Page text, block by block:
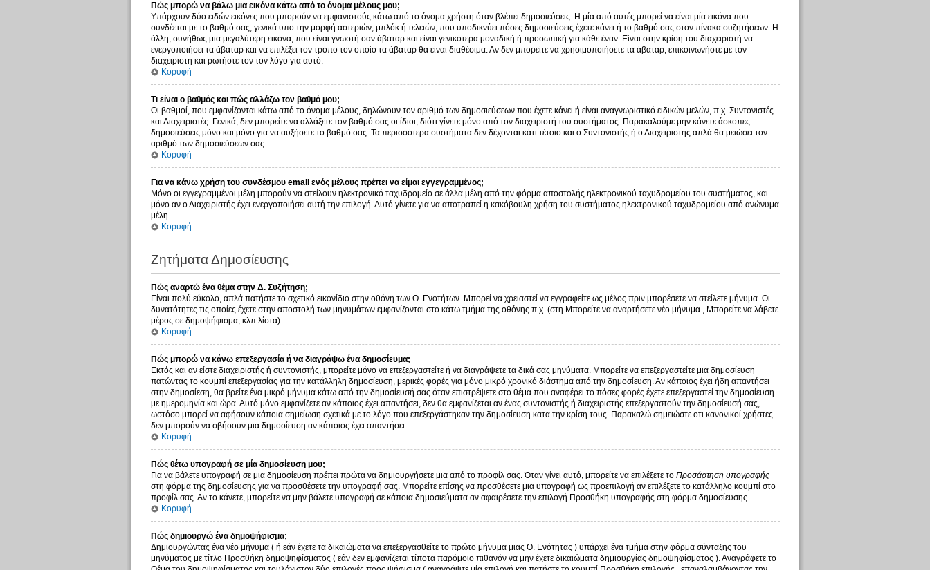
Πώς μπορώ να βάλω μια εικόνα κάτω από το όνομα μέλους μου;
Υπάρχουν δύο ειδών εικόνες που μπορούν να εμφανιστούς κάτω από το όνομα χρήστη όταν βλέπει δημοσιεύσεις. Η μία από αυτές μπορεί να είναι μία εικόνα που
συνδέεται με το βαθμό σας, γενικά υπο την μορφή αστεριών, μπλόκ ή τελειών, που υποδικνύει πόσες δημοσιεύσεις έχετε κάνει ή το βαθμό σας στον πίνακα συζητήσεων. Η
άλλη, συνήθως μια μεγαλύτερη εικόνα, που είναι γνωστή σαν άβαταρ και είναι γενικότερα μοναδική ή προσωπική για κάθε έναν. Είναι στην κρίση του διαχειριστή να
ενεργοποιήσει τα άβαταρ και να επιλέξει τον τρόπο τον οποίο τα άβαταρ θα είναι διαθέσιμα. Αν δεν μπορείτε να χρησιμοποιήσετε τα άβαταρ, επικοινωνήστε με τον
διαχειριστή και ρωτήστε τον τον λόγο για αυτό.
Κορυφή
Τι είναι ο βαθμός και πώς αλλάζω τον βαθμό μου;
Οι βαθμοί, που εμφανίζονται κάτω από το όνομα μέλους, δηλώνουν τον αριθμό των δημοσιεύσεων που έχετε κάνει ή είναι αναγνωριστικό ειδικών μελών, π.χ. Συντονιστές
και Διαχειριστές. Γενικά, δεν μπορείτε να αλλάξετε τον βαθμό σας οι ίδιοι, διότι γίνετε μόνο από τον διαχειριστή του συστήματος. Παρακαλούμε μην κάνετε άσκοπες
δημοσιεύσεις μόνο και μόνο για να αυξήσετε το βαθμό σας. Τα περισσότερα συστήματα δεν δέχονται κάτι τέτοιο και ο Συντονιστής ή ο Διαχειριστής απλά θα μειώσει τον
αριθμό των δημοσιεύσεων σας.
Κορυφή
Για να κάνω χρήση του συνδέσμου email ενός μέλους πρέπει να είμαι εγγεγραμμένος;
Μόνο οι εγγεγραμμένοι μέλη μπορούν να στείλουν ηλεκτρονικό ταχυδρομείο σε άλλα μέλη από την φόρμα αποστολής ηλεκτρονικού ταχυδρομείου του συστήματος, και
μόνο αν ο Διαχειριστής έχει ενεργοποιήσει αυτή την επιλογή. Αυτό γίνετε για να αποτραπεί η κακόβουλη χρήση του συστήματος ηλεκτρονικού ταχυδρομείου από ανώνυμα
μέλη.
Κορυφή
Ζητήματα Δημοσίευσης
Πώς αναρτώ ένα θέμα στην Δ. Συζήτηση;
Είναι πολύ εύκολο, απλά πατήστε το σχετικό εικονίδιο στην οθόνη των Θ. Ενοτήτων. Μπορεί να χρειαστεί να εγγραφείτε ως μέλος πριν μπορέσετε να στείλετε μήνυμα. Οι
δυνατότητες τις οποίες έχετε στην αποστολή των μηνυμάτων εμφανίζονται στο κάτω τμήμα της οθόνης π.χ. (στη Μπορείτε να αναρτήσετε νέο μήνυμα , Μπορείτε να λάβετε
μέρος σε δημοψήφισμα, κλπ λίστα)
Κορυφή
Πώς μπορώ να κάνω επεξεργασία ή να διαγράψω ένα δημοσίευμα;
Εκτός και αν είστε διαχειριστής ή συντονιστής, μπορείτε μόνο να επεξεργαστείτε ή να διαγράψετε τα δικά σας μηνύματα. Μπορείτε να επεξεργαστείτε μια δημοσίευση
πατώντας το κουμπί επεξεργασίας για την κατάλληλη δημοσίευση, μερικές φορές για μόνο μικρό χρονικό διάστημα από την δημοσίευση. Αν κάποιος έχει ήδη απαντήσει
στην δημοσίεση, θα βρείτε ένα μικρό μήνυμα κάτω από την δημοσίευσή σας όταν επιστρέψετε στο θέμα που αναφέρει το πόσες φορές έχετε επεξεργαστεί την δημοσίευση
με ημερομηνία και ώρα. Αυτό μόνο εμφανίζετε αν κάποιος έχει απαντήσει, δεν θα εμφανίζεται αν ένας συντονιστής ή διαχειριστής επεξεργαστούν την δημοσίευσή σας,
ωστόσο μπορεί να αφήσουν κάποια σημείωση σχετικά με το λόγο που επεξεργάστηκαν την δημοσίευση κατα την κρίση τους. Παρακαλώ σημειώστε οτι κανονικοί χρήστες
δεν μπορούν να σβήσουν μια δημοσίευση αν κάποιος έχει απαντήσει.
Κορυφή
Πώς θέτω υπογραφή σε μία δημοσίευση μου;
Για να βάλετε υπογραφή σε μια δημοσίευση πρέπει πρώτα να δημιουργήσετε μια από το προφίλ σας. Όταν γίνει αυτό, μπορείτε να επιλέξετε το Προσάρτηση υπογραφής
στη φόρμα της δημοσίευσης για να προσθέσετε την υπογραφή σας. Μπορείτε επίσης να προσθέσετε μια υπογραφή ως προεπιλογή αν επιλέξετε το κατάλληλο κουμπί στο
προφίλ σας. Αν το κάνετε, μπορείτε να μην βάλετε υπογραφή σε κάποια δημοσιεύματα αν αφαιρέσετε την επιλογή Προσθήκη υπογραφής στη φόρμα δημοσίευσης.
Κορυφή
Πώς δημιουργώ ένα δημοψήφισμα;
Δημιουργώντας ένα νέο μήνυμα ( ή εάν έχετε τα δικαιώματα να επεξεργασθείτε το πρώτο μήνυμα μιας Θ. Ενότητας ) υπάρχει ένα τμήμα στην φόρμα σύνταξης του
μηνύματος με τίτλο Προσθήκη δημοψηφίσματος ( εάν δεν εμφανίζεται τίποτα παρόμοιο πιθανόν να μην έχετε δικαιώματα δημιουργίας δημοψηφίσματος ). Αναγράφετε το